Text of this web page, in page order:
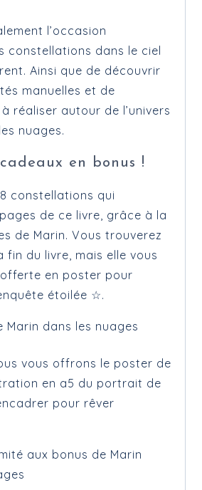
l’occasion
constellations dans le ciel
Ainsi que de découvrir
manuelles et de
réaliser autour de l’univers
nuages.
en bonus !
constellations qui
de ce livre, grâce à la
de Marin. Vous trouverez
du livre, mais elle vous
en poster pour
étoilée ☆.
Marin dans les nuages
vous offrons le poster de
en a5 du portrait de
pour rêver
aux bonus de Marin